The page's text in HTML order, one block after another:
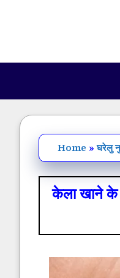
Home »घरेलु
केला खाने